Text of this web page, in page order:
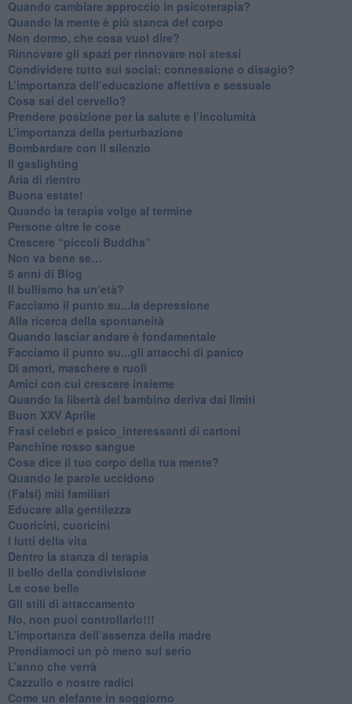
Quando cambiare approccio in psicoterapia?
​Quando la mente è più stanca del corpo
Non dormo, che cosa vuol dire?
​Rinnovare gli spazi per rinnovare noi stessi
​Condividere tutto sui social: connessione o disagio?
​L’importanza dell’educazione affettiva e sessuale
​Cosa sai del cervello?
Prendere posizione per la salute e l’incolumità
L’importanza della perturbazione
​Bombardare con il silenzio
Il gaslighting
Aria di rientro
Buona estate!
​Quando la terapia volge al termine
​Persone oltre le cose
​Crescere “piccoli Buddha”
Non va bene se…
​5 anni di Blog
​Il bullismo ha un’età?
Facciamo il punto su...la depressione
​Alla ricerca della spontaneità
​Quando lasciar andare è fondamentale
Facciamo il punto su...gli attacchi di panico
Di amori, maschere e ruoli
​Amici con cui crescere insieme
​Quando la libertà del bambino deriva dai limiti
Buon XXV Aprile
​Frasi celebri e psico_interessanti di cartoni
​Panchine rosso sangue
​Cosa dice il tuo corpo della tua mente?
​Quando le parole uccidono
​(Falsi) miti familiari
​Educare alla gentilezza
​Cuoricini, cuoricini
I lutti della vita
​Dentro la stanza di terapia
​Il bello della condivisione
Le cose belle
​Gli stili di attaccamento
No, non puoi controllarlo!!!
​L’importanza dell’assenza della madre
​Prendiamoci un pò meno sul serio
​L’anno che verrà
​Cazzullo e nostre radici
​Come un elefante in soggiorno